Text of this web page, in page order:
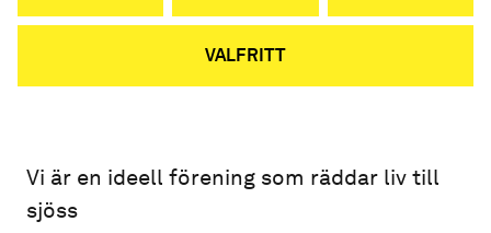
VALFRITT
Vi är en ideell förening som räddar liv till
sjöss